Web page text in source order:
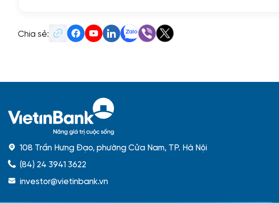
Chia sẻ:
108 Trần Hưng Đạo, phường Cửa Nam, TP. Hà Nội
(84) 24 3941 3622
investor@vietinbank.vn